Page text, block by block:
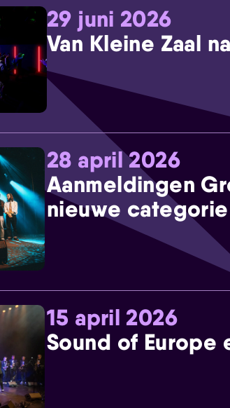
29 juni 2026
Van Kleine Zaal
28 april 2026
Aanmeldingen
nieuwe
15 april 2026
Sound of Europe